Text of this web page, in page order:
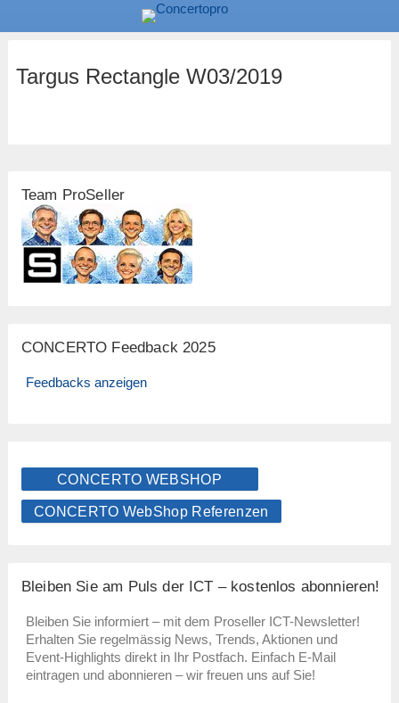
Targus Rectangle W03/2019
Team ProSeller
CONCERTO Feedback 2025
Feedbacks anzeigen
CONCERTO WEBSHOP
CONCERTO WebShop Referenzen
Bleiben Sie am Puls der ICT – kostenlos abonnieren!
Bleiben Sie informiert – mit dem Proseller ICT-Newsletter!
Erhalten Sie regelmässig News, Trends, Aktionen und
Event-Highlights direkt in Ihr Postfach. Einfach E-Mail
eintragen und abonnieren – wir freuen uns auf Sie!